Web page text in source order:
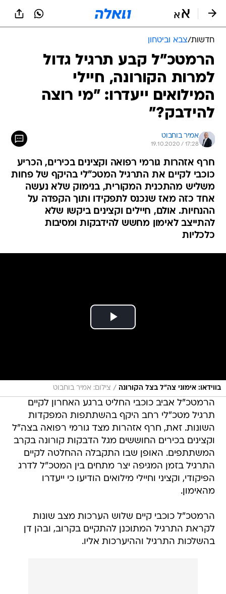
חדשות/צבא וביטחון
הרמטכ"ל קבע תרגיל גדול
למרות הקורונה, חיילי
המילואים ייעדרו: "מי רוצה
להידבק?"
אמיר בוחבוט
19.10.2020 / 17:28
חרף אזהרות גורמי רפואה וקצינים בכירים, הכריע
כוכבי לקיים את התרגיל המטכ"לי בהיקף של פחות
משליש מהתכנית המקורית, בנימוק שלא נעשה
אחד כזה מאז שנכנס לתפקידו ותוך הקפדה על
ההנחיות. אולם, חיילים וקצינים ביקשו שלא
להתייצב לאימון מחשש להידבקות ומסיבות
כלכליות
בווידאו: אימוני צה"ל בצל הקורונה / צילום: אמיר בוחבוט
הרמטכ"ל אביב כוכבי החליט ברגע האחרון לקיים
תרגיל מטכ"לי רחב היקף בהשתתפות המפקדות
השונות. זאת, חרף אזהרות מצד גורמי רפואה בצה"ל
וקצינים בכירים החוששים מגל הדבקות קורונה בקרב
המשתתפים. האופן שבו התקבלה ההחלטה לקיים
התרגיל בזמן המגיפה יצר מתחים בין המטכ"ל לדרג
הפיקודי, וקציני וחיילי מילואים הודיעו כי ייעדרו
מהאימון.
הרמטכ"ל כוכבי קיים שלוש הערכות מצב שונות
לקראת התרגיל המתוכנן להתקיים בקרוב, ובהן דן
בהשלכות התרגיל וההיערכות אליו.